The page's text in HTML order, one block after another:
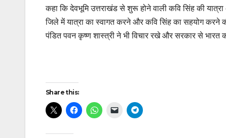
कहा कि देवभूमि उत्तराखंड से शुरू होने वाली कवि सिंह की
जिले में यात्रा का स्वागत करने और कवि सिंह का सहयोग करने
पंडित पवन कृष्ण शास्त्री ने भी विचार रखे और सरकार से भारत
Post
navigation
Share this: